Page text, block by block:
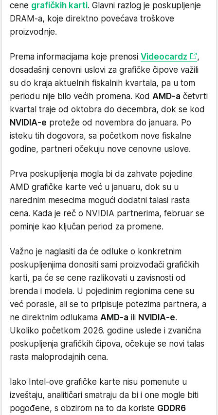
cene grafičkih karti. Glavni razlog je poskupljenje
DRAM-a, koje direktno povećava troškove
proizvodnje.
Prema informacijama koje prenosi Videocardz
,
dosadašnji cenovni uslovi za grafičke čipove važili
su do kraja aktuelnih fiskalnih kvartala, pa u tom
periodu nije bilo većih promena. Kod AMD-a četvrti
kvartal traje od oktobra do decembra, dok se kod
NVIDIA-e proteže od novembra do januara. Po
isteku tih dogovora, sa početkom nove fiskalne
godine, partneri očekuju nove cenovne uslove.
Prva poskupljenja mogla bi da zahvate pojedine
AMD grafičke karte već u januaru, dok su u
narednim mesecima mogući dodatni talasi rasta
cena. Kada je reč o NVIDIA partnerima, februar se
pominje kao ključan period za promene.
Važno je naglasiti da će odluke o konkretnim
poskupljenjima donositi sami proizvođači grafičkih
karti, pa će se cene razlikovati u zavisnosti od
brenda i modela. U pojedinim regionima cene su
već porasle, ali se to pripisuje potezima partnera, a
ne direktnim odlukama AMD-a ili NVIDIA-e.
Ukoliko početkom 2026. godine uslede i zvanična
poskupljenja grafičkih čipova, očekuje se novi talas
rasta maloprodajnih cena.
Iako Intel-ove grafičke karte nisu pomenute u
izveštaju, analitičari smatraju da bi i one mogle biti
pogođene, s obzirom na to da koriste GDDR6